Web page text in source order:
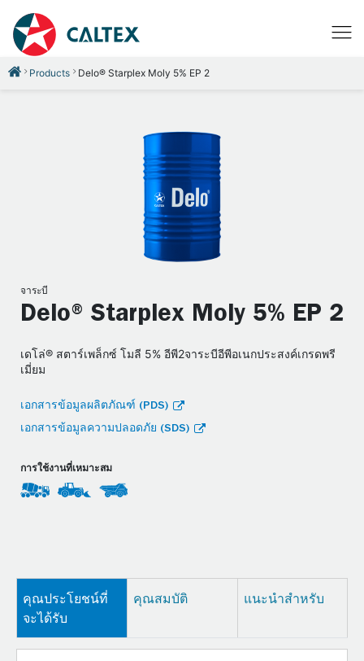
Products Delo® Starplex Moly 5% EP 2
จาระบี
Delo® Starplex Moly 5% EP 2
เดโล่® สตาร์เพล็กซ์ โมลี 5% อีพี2จาระบีอีพีอเนกประสงค์เกรดพรี
เมี่ยม
เอกสารข้อมูลผลิตภัณฑ์ (PDS)
เอกสารข้อมูลความปลอดภัย (SDS)
การใช้งานที่เหมาะสม
คุณประโยชน์ที่
จะได้รับ
คุณสมบัติ แนะนำสำหรับ